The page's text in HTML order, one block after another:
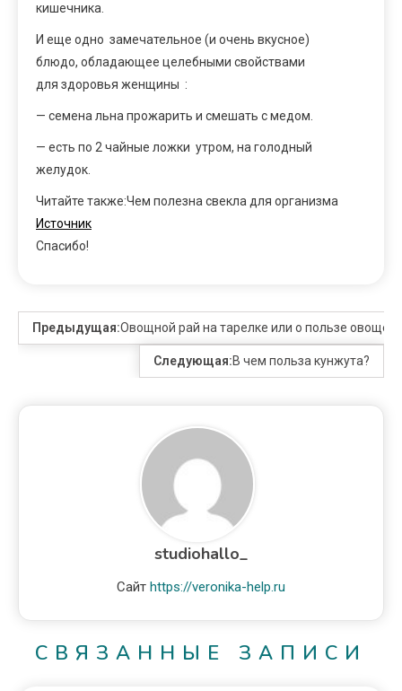
кишечника.
И еще одно замечательное (и очень вкусное)
блюдо, обладающее целебными свойствами
для здоровья женщины :
— семена льна прожарить и смешать с медом.
— есть по 2 чайные ложки утром, на голодный
желудок.
Читайте также:Чем полезна свекла для организма
Источник
Спасибо!
Предыдущая:Овощной рай на тарелке или о пользе овощей
Следующая:В чем польза кунжута?
studiohallo_
Сайт https://veronika-help.ru
СВЯЗАННЫЕ ЗАПИСИ